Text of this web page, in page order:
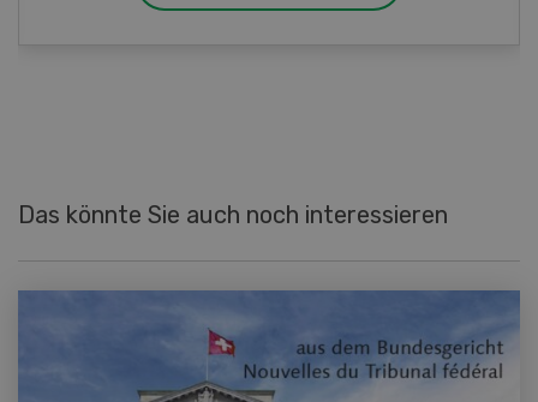
Das könnte Sie auch noch interessieren